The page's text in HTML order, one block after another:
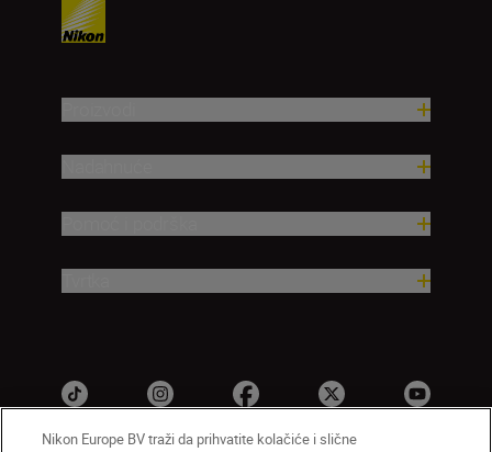
Nikon Europe BV traži da prihvatite kolačiće i slične